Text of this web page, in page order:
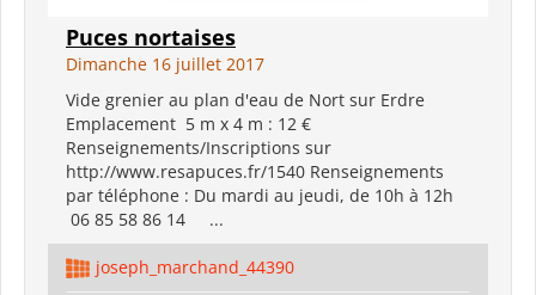
Puces nortaises
Dimanche 16 juillet 2017
Vide grenier au plan d'eau de Nort sur Erdre
Emplacement 5 m x 4 m : 12 €
Renseignements/Inscriptions sur
http://www.resapuces.fr/1540 Renseignements
par téléphone : Du mardi au jeudi, de 10h à 12h
06 85 58 86 14 ...
joseph_marchand_44390